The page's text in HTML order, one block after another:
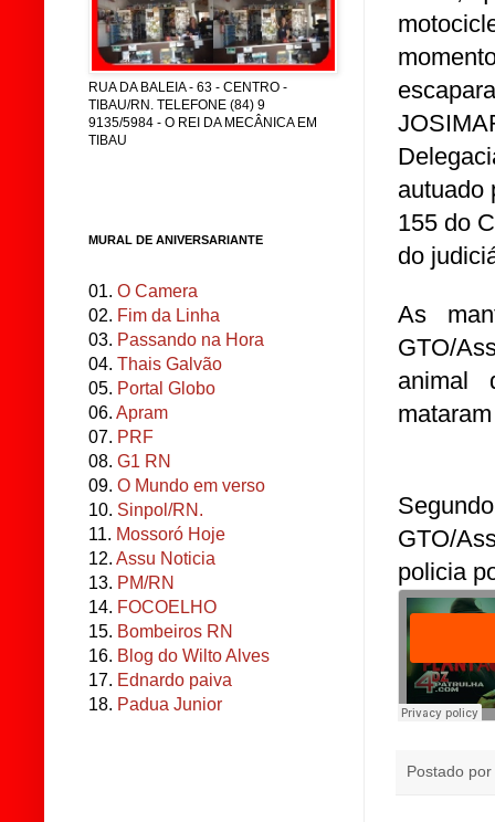
autuado
155 do
do
As
GTO/
animal
GTO/
policia
Postado por
RUA DA BALEIA - 63 - CENTRO -
TIBAU/RN. TELEFONE (84) 9
9135/5984 - O REI DA MECÂNICA EM
TIBAU
MURAL DE ANIVERSARIANTE
01. O Camera
02. Fim da Linha
03. Passando na Hora
04. Thais Galvão
05. Portal Globo
06. Apram
07. PRF
08. G1 RN
09. O Mundo em verso
10. Sinpol/RN.
11. Mossoró Hoje
12. Assu Noticia
13. PM/RN
14. FOCOELHO
15. Bombeiros RN
16. Blog do Wilto Alves
17. Ednardo paiva
18. Padua Junior